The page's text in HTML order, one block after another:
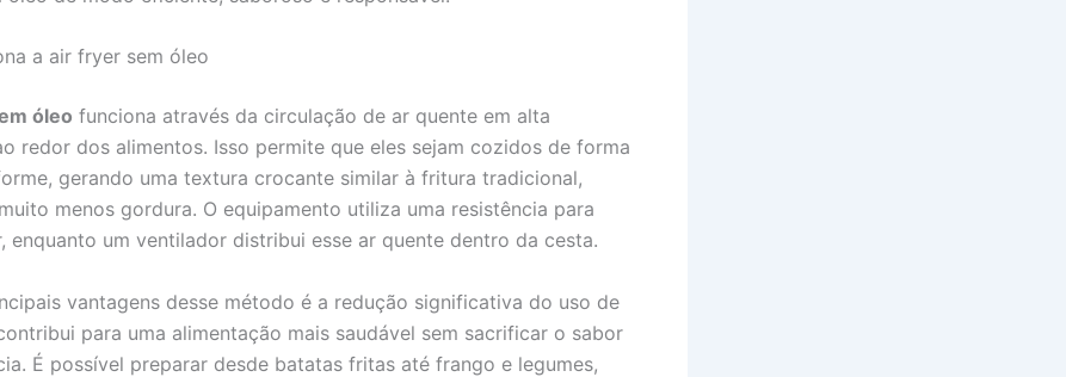
a air fryer sem óleo
óleo funciona através da circulação de ar quente em alta
redor dos alimentos. Isso permite que eles sejam cozidos de forma
gerando uma textura crocante similar à fritura tradicional,
menos gordura. O equipamento utiliza uma resistência para
enquanto um ventilador distribui esse ar quente dentro da cesta.
vantagens desse método é a redução significativa do uso de
para uma alimentação mais saudável sem sacrificar o sabor
É possível preparar desde batatas fritas até frango e legumes,